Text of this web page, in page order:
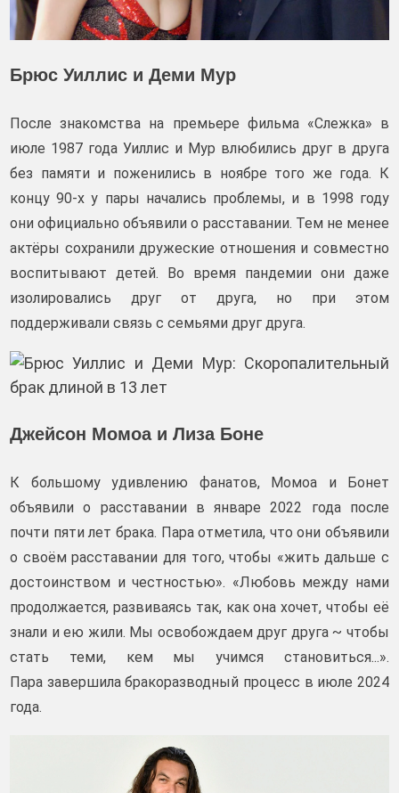
Брюс Уиллис и Деми Мур
После знакомства на премьере фильма «Слежка» в
июле 1987 года Уиллис и Мур влюбились друг в друга
без памяти и поженились в ноябре того же года. К
концу 90-х у пары начались проблемы, и в 1998 году
они официально объявили о расставании. Тем не менее
актёры сохранили дружеские отношения и совместно
воспитывают детей. Во время пандемии они даже
изолировались друг от друга, но при этом
поддерживали связь с семьями друг друга.
Джейсон Момоа и Лиза Боне
К большому удивлению фанатов, Момоа и Бонет
объявили о расставании в январе 2022 года после
почти пяти лет брака. Пара отметила, что они объявили
о своём расставании для того, чтобы «жить дальше с
достоинством и честностью». «Любовь между нами
продолжается, развиваясь так, как она хочет, чтобы её
знали и ею жили. Мы освобождаем друг друга ~ чтобы
стать теми, кем мы учимся становиться...».
Пара завершила бракоразводный процесс в июле 2024
года.